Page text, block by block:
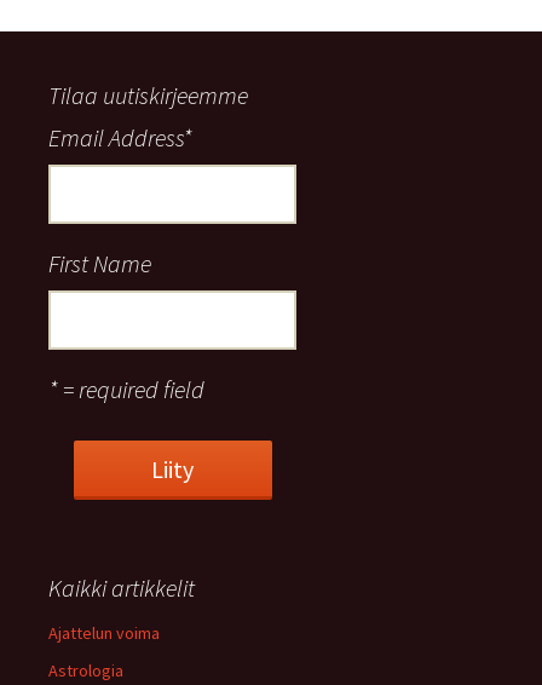
Tilaa uutiskirjeemme
Email Address*
First Name
* = required field
Kaikki artikkelit
Ajattelun voima
Astrologia